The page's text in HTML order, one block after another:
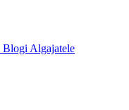
Blogi Algajatele